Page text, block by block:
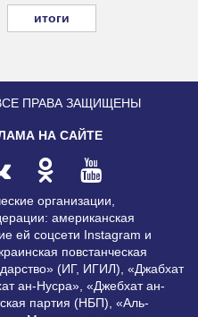
итоги
ПРАВА ЗАЩИЩЕНЫ
НА САЙТЕ
организации,
американская
ей соцсети Instagram и
повстанческая
(ИГ, ИГИЛ), «Джабхат
ан-Нусра», «Джебхат ан-
партия (НБП), «Аль-